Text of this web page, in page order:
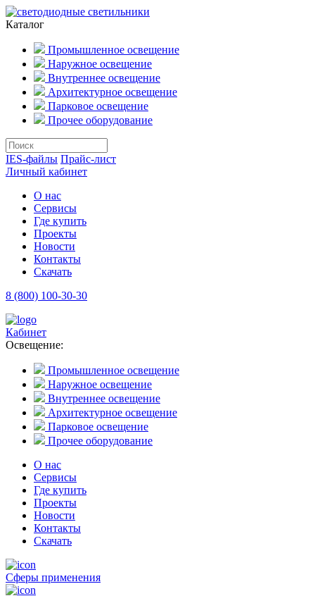
Каталог
Промышленное освещение
Наружное освещение
Внутреннее освещение
Архитектурное освещение
Парковое освещение
Прочее оборудование
IES-файлы Прайс-лист
Личный кабинет
О нас
Сервисы
Где купить
Проекты
Новости
Контакты
Скачать
8 (800) 100-30-30
Кабинет
Освещение:
Промышленное освещение
Наружное освещение
Внутреннее освещение
Архитектурное освещение
Парковое освещение
Прочее оборудование
О нас
Сервисы
Где купить
Проекты
Новости
Контакты
Скачать
Сферы применения